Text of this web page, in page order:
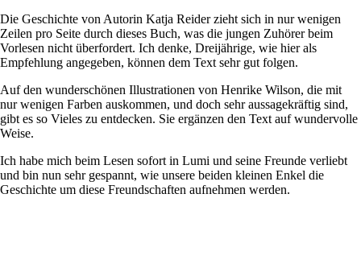
Die Geschichte von Autorin Katja Reider zieht sich in nur wenigen
Zeilen pro Seite durch dieses Buch, was die jungen Zuhörer beim
Vorlesen nicht überfordert. Ich denke, Dreijährige, wie hier als
Empfehlung angegeben, können dem Text sehr gut folgen.
Auf den wunderschönen Illustrationen von Henrike Wilson, die mit
nur wenigen Farben auskommen, und doch sehr aussagekräftig sind,
gibt es so Vieles zu entdecken. Sie ergänzen den Text auf wundervolle
Weise.
Ich habe mich beim Lesen sofort in Lumi und seine Freunde verliebt
und bin nun sehr gespannt, wie unsere beiden kleinen Enkel die
Geschichte um diese Freundschaften aufnehmen werden.